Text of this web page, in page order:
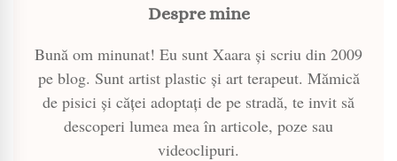
Despre mine
Bună om minunat! Eu sunt Xaara și scriu din 2009
pe blog. Sunt artist plastic și art terapeut. Mămică
de pisici și căței adoptați de pe stradă, te invit să
descoperi lumea mea în articole, poze sau
videoclipuri.